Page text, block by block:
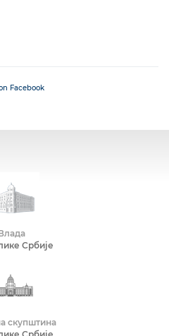
Facebook
Србије
скупштина